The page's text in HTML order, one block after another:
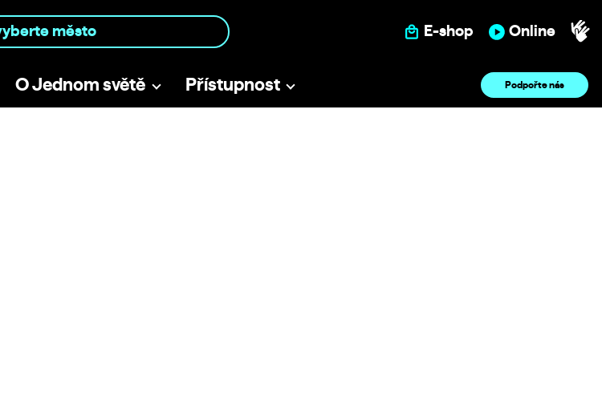
E-shop Online
O Jednom světě Přístupnost Podpořte nás